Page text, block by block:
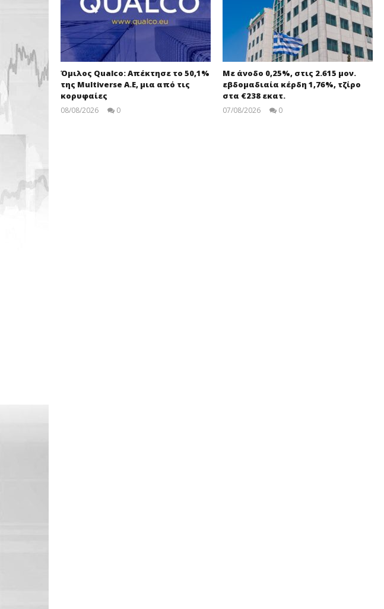
Όμιλος Qualco: Απέκτησε το 50,1%
της Multiverse A.E, μια από τις
κορυφαίες
08/08/2026
0
Με άνοδο 0,25%, στις 2.615 μον.
εβδομαδιαία κέρδη 1,76%, τζίρο
στα €238 εκατ.
07/08/2026
0